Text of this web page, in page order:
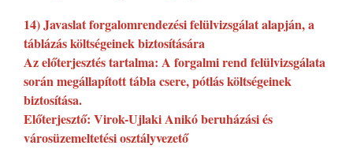
14) Javaslat forgalomrendezési felülvizsgálat alapján, a
táblázás költségeinek biztosítására
Az előterjesztés tartalma: A forgalmi rend felülvizsgálata
során megállapított tábla csere, pótlás költségeinek
biztosítása.
Előterjesztő: Virok-Ujlaki Anikó beruházási és
városüzemeltetési osztályvezető